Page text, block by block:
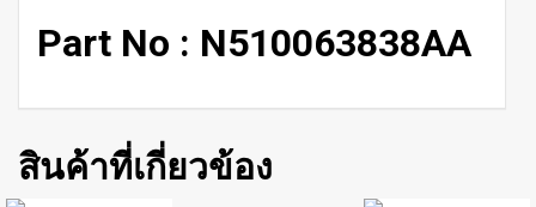
Part No : N510063838AA
สินค้าที่เกี่ยวข้อง